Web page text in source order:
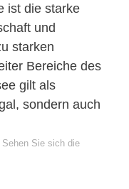
ist die starke
und
starken
Bereiche des
gilt als
sondern auch
Sehen Sie sich die